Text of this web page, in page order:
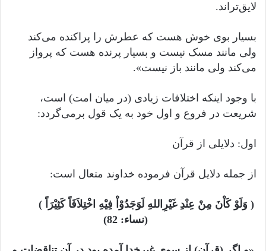
لایق‌تراند.
بسیار بوی خوش هست که عطرش را پراکنده می‌کند
ولی مانند مسک نیست و بسیار پرنده هست که پرواز
می‌کند ولی مانند باز نیست».
با وجود اینکه اختلافات زیادی (در میان امت) است،
شریعت در فروع و اول خود به یک قول برمی‌گردد:
اول: دلایلی از قرآن
از جمله دلایل قرآن فرموده خداوند متعال است:
( وَلَوْ کَاْنَ مِنْ عِنْدِ غَیْرِاللهِ لَوَجَدُوْاْ فِیْهِ اخْتِلاَفَاً کَثِیْرَاً )
(نساء: 82)